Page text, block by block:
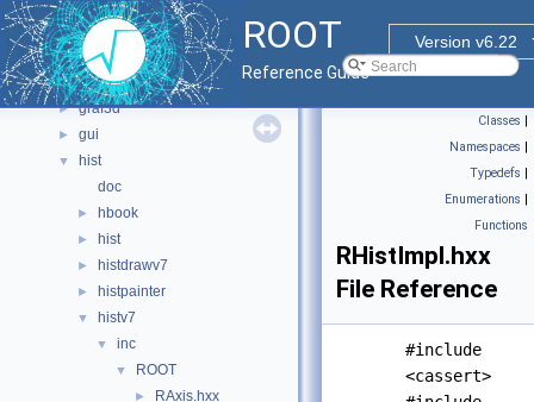
ROOT
Version v6.22
Reference Guide
► core
► documentation
► geom
► graf2d
► graf3d
► gui
▼
hist
doc
► hbook
► hist
► histdrawv7
► histpainter
▼ histv7
▼ inc
▼ ROOT
► RAxis.hxx
Classes |
Namespaces |
Typedefs |
Enumerations |
Functions
RHistImpl.hxx
File Reference
#include
<cassert>